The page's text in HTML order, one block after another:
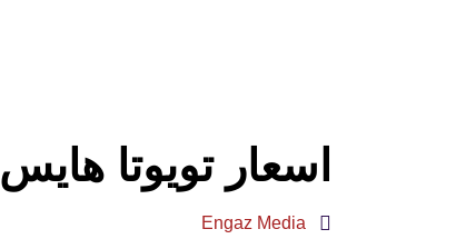
اسعار تويوتا هايس 2024 وسعرها ومواصفاتها والعيوب والمزايا
Engaz Media